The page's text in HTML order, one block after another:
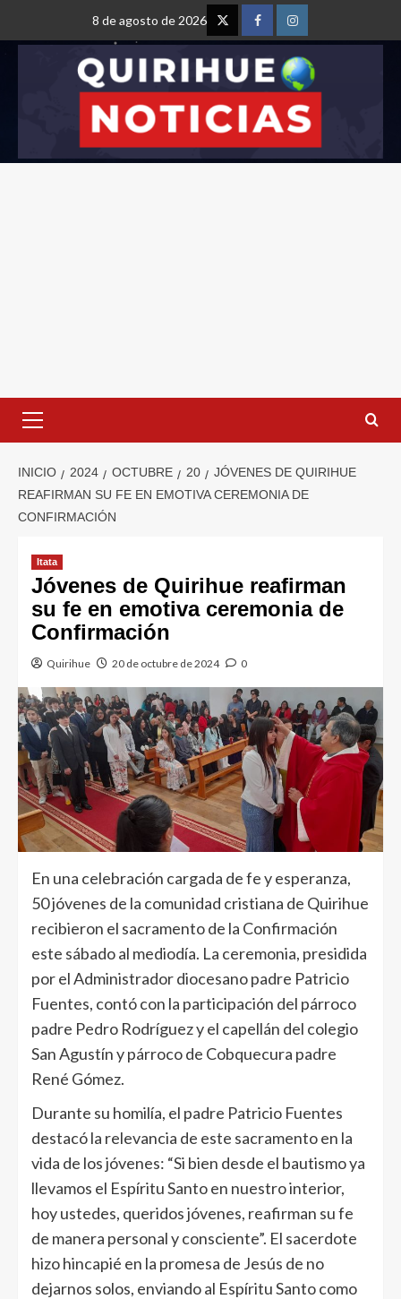
8 de agosto de 2026
INICIO 2024 OCTUBRE 20
JÓVENES DE QUIRIHUE
REAFIRMAN SU FE EN EMOTIVA CEREMONIA DE
CONFIRMACIÓN
Itata
Jóvenes de Quirihue reafirman
su fe en emotiva ceremonia de
Confirmación
Quirihue 20 de octubre de 2024 0
En una celebración cargada de fe y esperanza,
50 jóvenes de la comunidad cristiana de Quirihue
recibieron el sacramento de la Confirmación
este sábado al mediodía. La ceremonia, presidida
por el Administrador diocesano padre Patricio
Fuentes, contó con la participación del párroco
padre Pedro Rodríguez y el capellán del colegio
San Agustín y párroco de Cobquecura padre
René Gómez.
Durante su homilía, el padre Patricio Fuentes
destacó la relevancia de este sacramento en la
vida de los jóvenes: “Si bien desde el bautismo ya
llevamos el Espíritu Santo en nuestro interior,
hoy ustedes, queridos jóvenes, reafirman su fe
de manera personal y consciente”. El sacerdote
hizo hincapié en la promesa de Jesús de no
dejarnos solos, enviando al Espíritu Santo como